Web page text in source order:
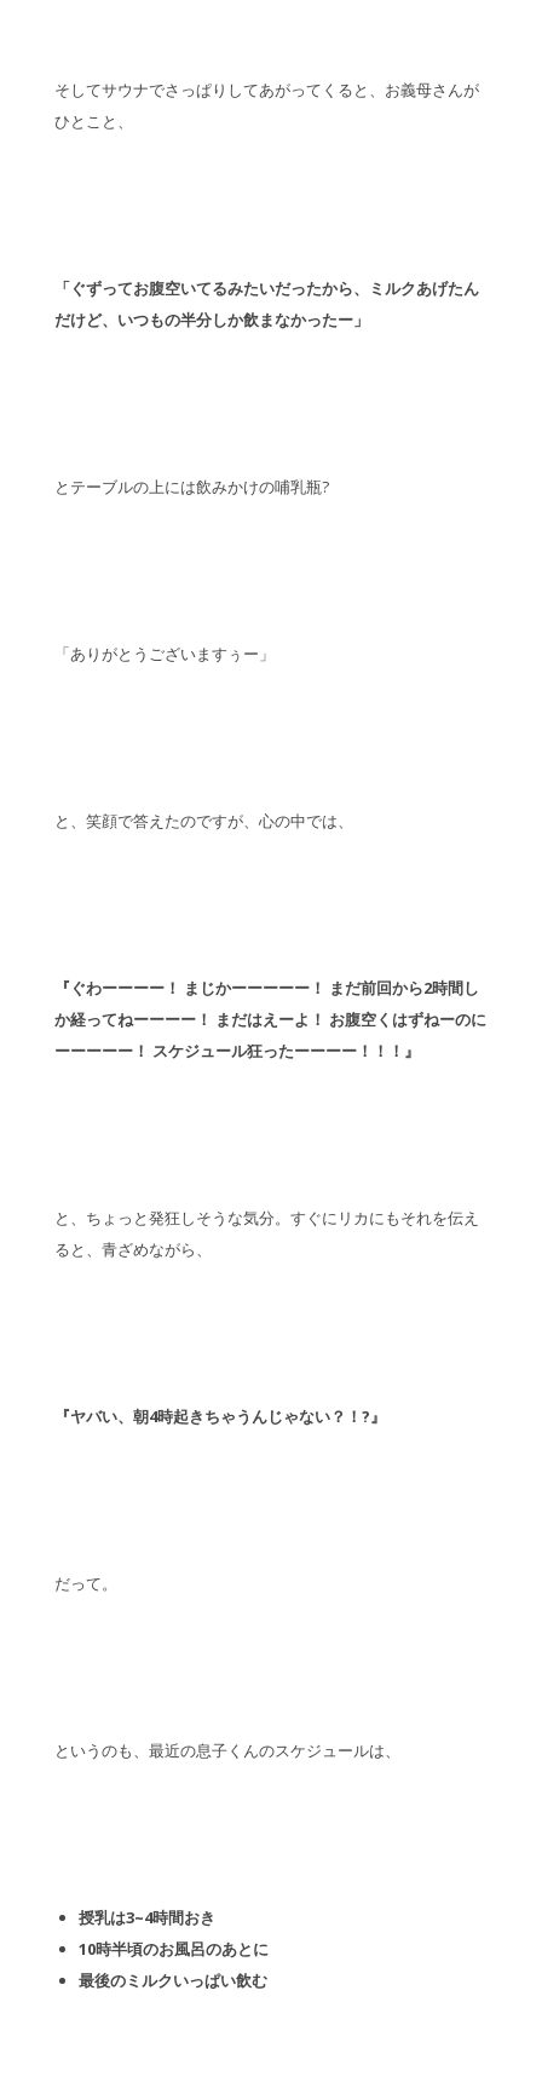
そしてサウナでさっぱりしてあがってくると、お義母さんが
ひとこと、
「ぐずってお腹空いてるみたいだったから、ミルクあげたん
だけど、いつもの半分しか飲まなかったー」
とテーブルの上には飲みかけの哺乳瓶?
「ありがとうございますぅー」
と、笑顔で答えたのですが、心の中では、
『ぐわーーーー！ まじかーーーーー！ まだ前回から2時間し
か経ってねーーーー！ まだはえーよ！ お腹空くはずねーのに
ーーーーー！ スケジュール狂ったーーーー！！！』
と、ちょっと発狂しそうな気分。すぐにリカにもそれを伝え
ると、青ざめながら、
『ヤバい、朝4時起きちゃうんじゃない？！?』
だって。
というのも、最近の息子くんのスケジュールは、
授乳は3~4時間おき
10時半頃のお風呂のあとに
最後のミルクいっぱい飲む